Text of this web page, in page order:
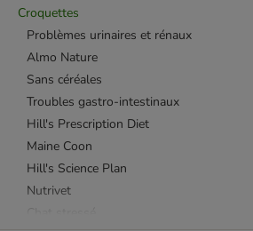
Croquettes
Problèmes urinaires et rénaux
Almo Nature
Sans céréales
Troubles gastro-intestinaux
Hill's Prescription Diet
Maine Coon
Hill's Science Plan
Nutrivet